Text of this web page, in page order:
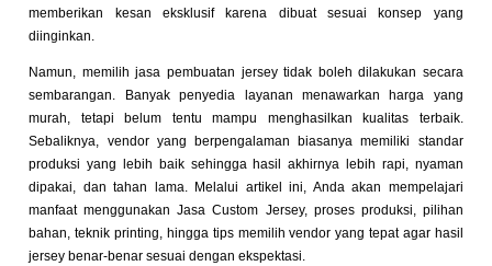
memberikan kesan eksklusif karena dibuat sesuai konsep yang
diinginkan.
Namun, memilih jasa pembuatan jersey tidak boleh dilakukan secara
sembarangan. Banyak penyedia layanan menawarkan harga yang
murah, tetapi belum tentu mampu menghasilkan kualitas terbaik.
Sebaliknya, vendor yang berpengalaman biasanya memiliki standar
produksi yang lebih baik sehingga hasil akhirnya lebih rapi, nyaman
dipakai, dan tahan lama. Melalui artikel ini, Anda akan mempelajari
manfaat menggunakan Jasa Custom Jersey, proses produksi, pilihan
bahan, teknik printing, hingga tips memilih vendor yang tepat agar hasil
jersey benar-benar sesuai dengan ekspektasi.